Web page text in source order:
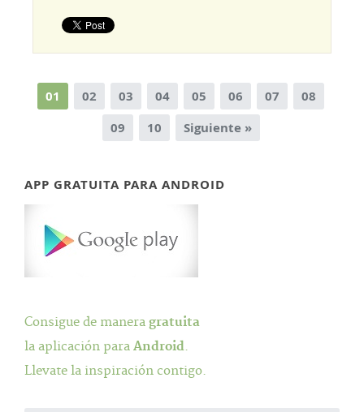
01 02 03 04 05 06 07
08
09
10 Siguiente »
APP GRATUITA PARA ANDROID
Consigue de manera gratuita
la aplicación para Android.
Llevate la inspiración contigo.